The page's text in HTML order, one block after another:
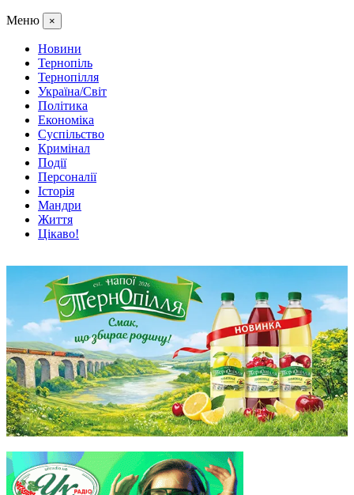
Меню ×
Новини
Тернопіль
Тернопілля
Україна/Світ
Політика
Економіка
Суспільство
Кримінал
Події
Персоналії
Історія
Мандри
Життя
Цікаво!